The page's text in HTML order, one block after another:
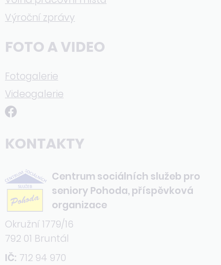
Výroční zprávy
FOTO A VIDEO
Fotogalerie
Videogalerie
KONTAKTY
Centrum sociálních služeb pro
seniory Pohoda, příspěvková
organizace
Okružní 1779/16
792 01 Bruntál
IČ: 712 94 970